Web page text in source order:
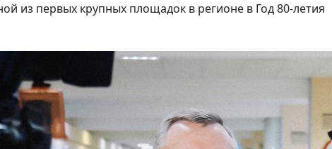
из первых крупных площадок в регионе в Год 80-летия